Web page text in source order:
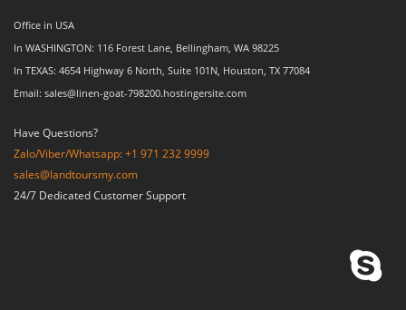
Office in USA
In WASHINGTON: 116 Forest Lane, Bellingham, WA 98225
In TEXAS: 4654 Highway 6 North, Suite 101N, Houston, TX 77084
Email: sales@linen-goat-798200.hostingersite.com
Have Questions?
Zalo/Viber/Whatsapp: +1 971 232 9999
sales@landtoursmy.com
24/7 Dedicated Customer Support